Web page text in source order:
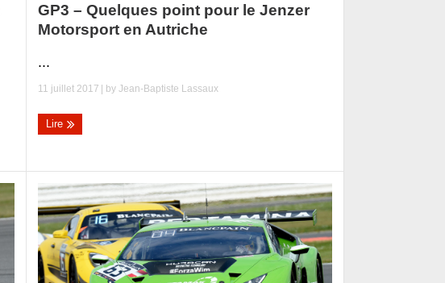
GP3 – Quelques point pour le Jenzer
Motorsport en Autriche
...
11 juillet 2017 | byJean-Baptiste Lassaux
Lire